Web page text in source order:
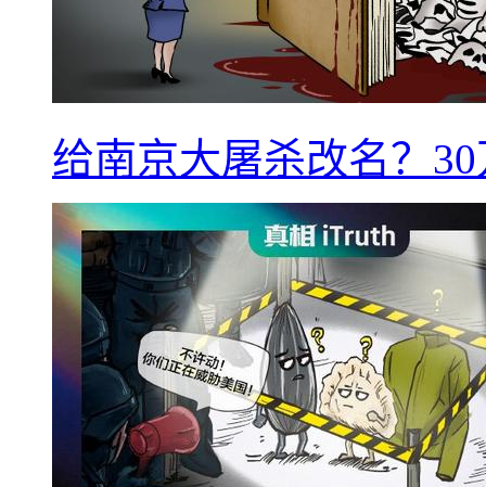
给南京大屠杀改名？